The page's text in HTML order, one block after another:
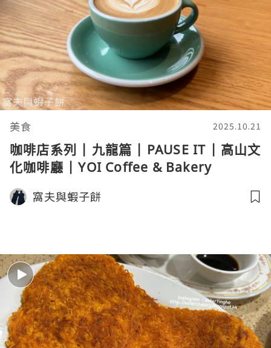
美食 2025.10.21
咖啡店系列 | 九龍篇 | PAUSE IT | 高山文
化咖啡廳 | YOI Coffee & Bakery
窩夫與蝦子餅